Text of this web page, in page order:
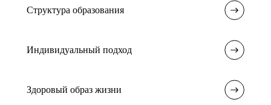
Структура образования
Индивидуальный подход
Здоровый образ жизни